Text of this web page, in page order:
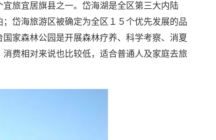
旅宜居旗县之一。岱海湖是全区第三大内陆
岱海旅游区被确定为全区１５个优先发展的品
家森林公园是开展森林疗养、科学考察、消夏
费相对来说也比较低，适合普通人及家庭去旅